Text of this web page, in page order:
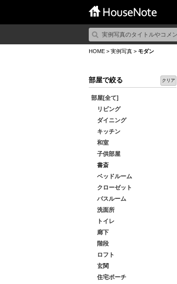
HOME > 実例写真 > モダン
部屋で絞る クリア
部屋[全て]
リビング
ダイニング
キッチン
和室
子供部屋
書斎
ベッドルーム
クローゼット
バスルーム
洗面所
トイレ
廊下
階段
ロフト
玄関
住宅ポーチ